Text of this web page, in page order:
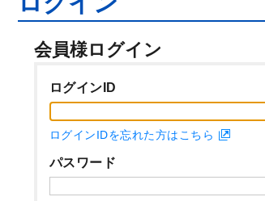
会員様ログイン
ログインID
ログインIDを忘れた方はこちら
パスワード